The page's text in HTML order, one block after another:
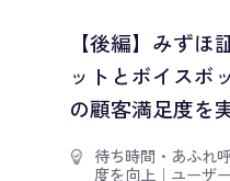
【後編】みずほ
ットとボイスボ
の顧客満足度を
待ち時間・あふれ
度を向上 ｜ ユーザ